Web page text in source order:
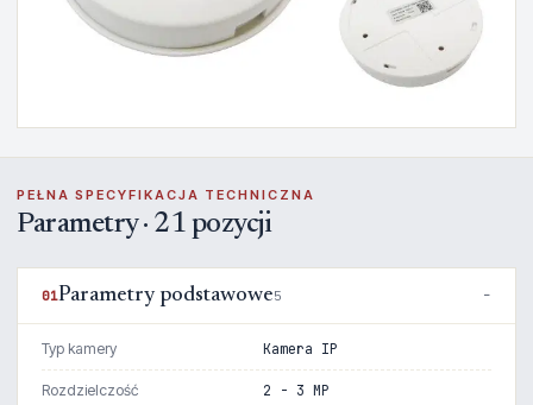
PEŁNA SPECYFIKACJA TECHNICZNA
Parametry · 21 pozycji
01Parametry podstawowe5
Typ kamery Kamera IP
Rozdzielczość 2 - 3 MP